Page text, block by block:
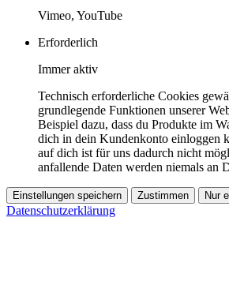
Vimeo, YouTube
Erforderlich
Immer aktiv
Technisch erforderliche Cookies
grundlegende Funktionen unserer
Beispiel dazu, dass du Produkte im
dich in dein Kundenkonto einloggen
auf dich ist für uns dadurch nicht
anfallende Daten werden niemals an
Einstellungen speichern Zustimmen Nur
Datenschutzerklärung